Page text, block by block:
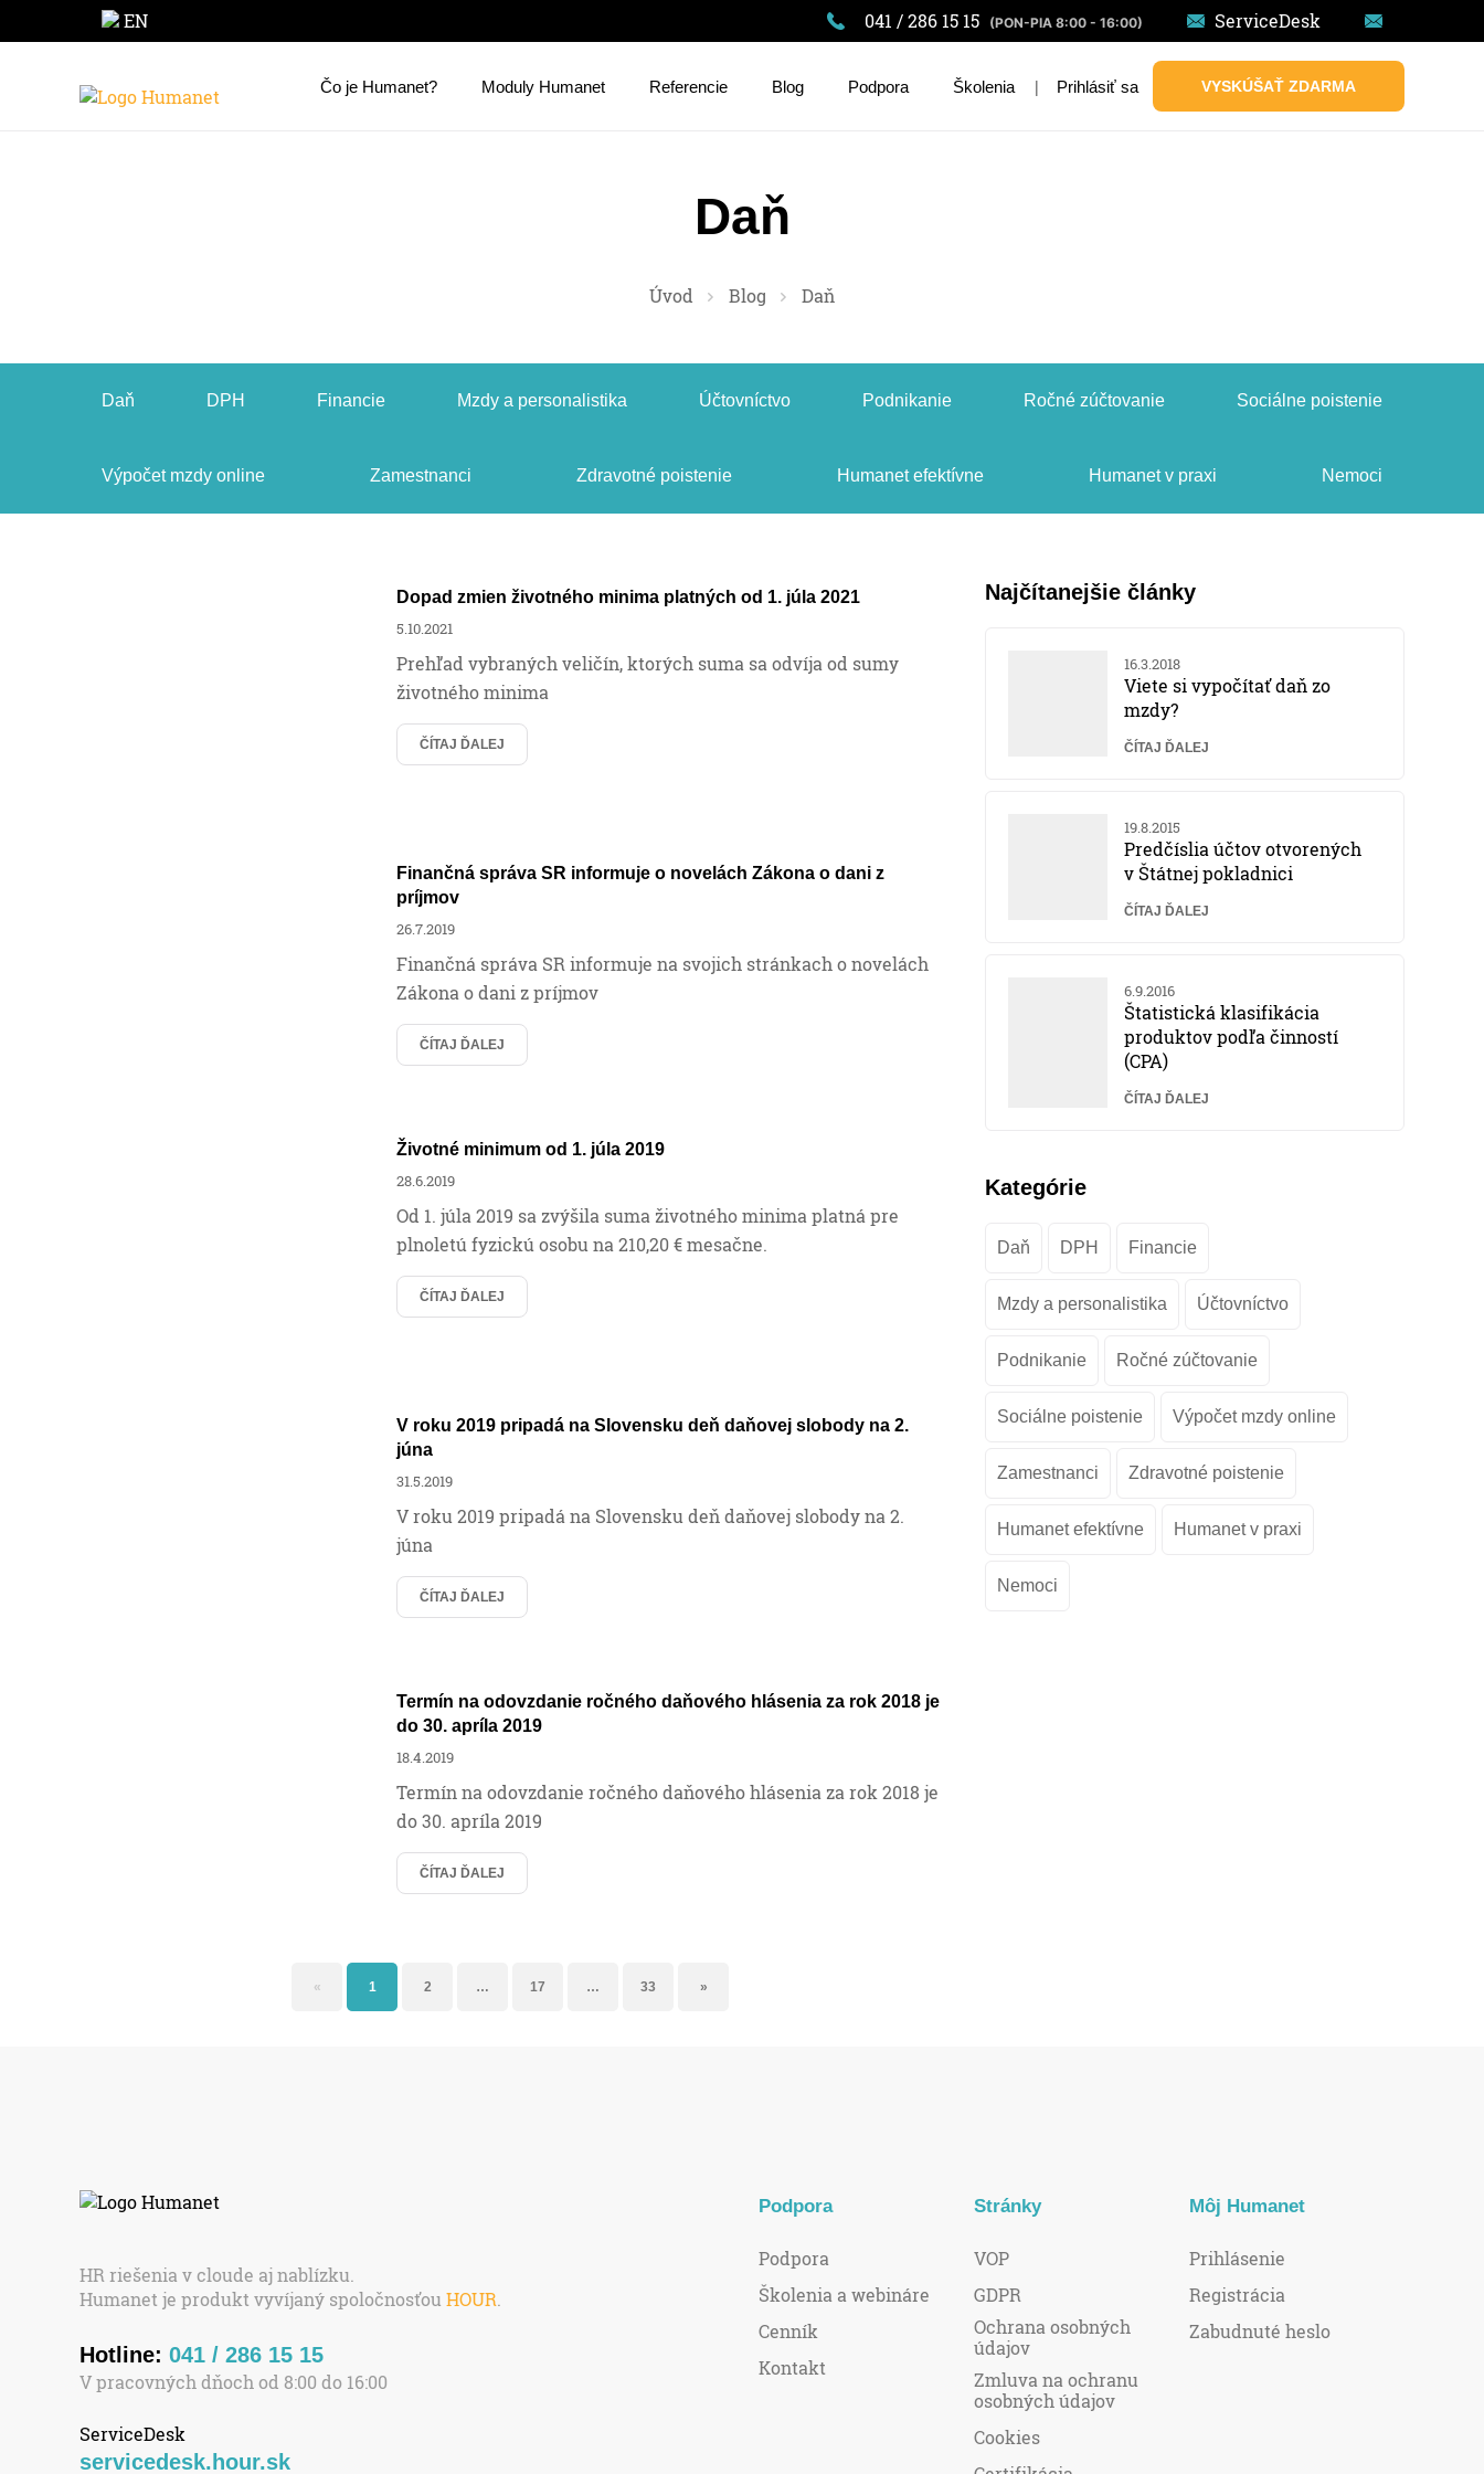
EN 041 / 286 15 15 (PON-PIA 8:00 - 16:00) ServiceDesk
Čo je Humanet? Moduly Humanet Referencie Blog Podpora Školenia | Prihlásiť sa VYSKÚŠAŤ ZDARMA
Daň
Úvod Blog Daň
Daň DPH Financie Mzdy a personalistika Účtovníctvo Podnikanie Ročné zúčtovanie Sociálne poistenie
Výpočet mzdy online Zamestnanci Zdravotné poistenie Humanet efektívne Humanet v praxi Nemoci
Dopad zmien životného minima platných od 1. júla 2021
5.10.2021
Prehľad vybraných veličín, ktorých suma sa odvíja od sumy
životného minima
ČÍTAJ ĎALEJ
Finančná správa SR informuje o novelách Zákona o dani z
príjmov
26.7.2019
Finančná správa SR informuje na svojich stránkach o novelách
Zákona o dani z príjmov
ČÍTAJ ĎALEJ
Životné minimum od 1. júla 2019
28.6.2019
Od 1. júla 2019 sa zvýšila suma životného minima platná pre
plnoletú fyzickú osobu na 210,20 € mesačne.
ČÍTAJ ĎALEJ
V roku 2019 pripadá na Slovensku deň daňovej slobody na 2.
júna
31.5.2019
V roku 2019 pripadá na Slovensku deň daňovej slobody na 2.
júna
ČÍTAJ ĎALEJ
Termín na odovzdanie ročného daňového hlásenia za rok 2018 je
do 30. apríla 2019
18.4.2019
Termín na odovzdanie ročného daňového hlásenia za rok 2018 je
do 30. apríla 2019
ČÍTAJ ĎALEJ
« 1 2 … 17 … 33 »
Najčítanejšie články
16.3.2018
Viete si vypočítať daň zo
mzdy?
ČÍTAJ ĎALEJ
19.8.2015
Predčíslia účtov otvorených
v Štátnej pokladnici
ČÍTAJ ĎALEJ
6.9.2016
Štatistická klasifikácia
produktov podľa činností
(CPA)
ČÍTAJ ĎALEJ
Kategórie
Daň DPH Financie
Mzdy a personalistika Účtovníctvo
Podnikanie Ročné zúčtovanie
Sociálne poistenie Výpočet mzdy online
Zamestnanci Zdravotné poistenie
Humanet efektívne Humanet v praxi
Nemoci
HR riešenia v cloude aj nablízku.
Humanet je produkt vyvíjaný spoločnosťou HOUR.
Hotline: 041 / 286 15 15
V pracovných dňoch od 8:00 do 16:00
ServiceDesk
servicedesk.hour.sk
Podpora
Podpora
Školenia a webináre
Cenník
Kontakt
Stránky
VOP
GDPR
Ochrana osobných
údajov
Zmluva na ochranu
osobných údajov
Cookies
Môj Humanet
Prihlásenie
Registrácia
Zabudnuté heslo